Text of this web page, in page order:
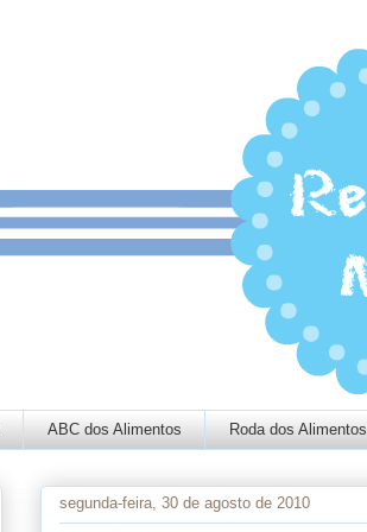
ABC dos Alimentos Roda dos Alimentos
segunda-feira, 30 de agosto de 2010